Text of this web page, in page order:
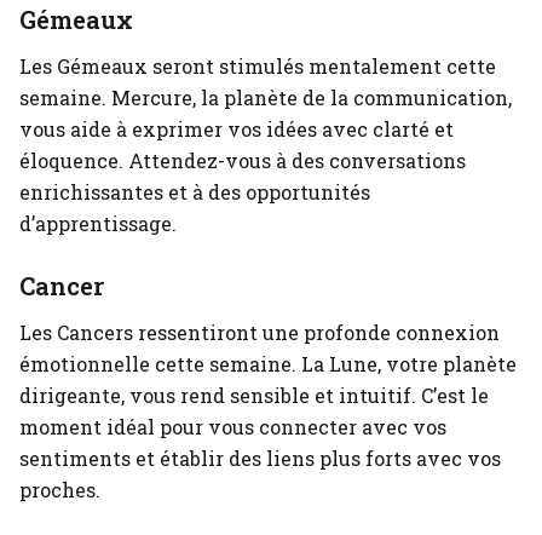
Gémeaux
Les Gémeaux seront stimulés mentalement cette
semaine. Mercure, la planète de la communication,
vous aide à exprimer vos idées avec clarté et
éloquence. Attendez-vous à des conversations
enrichissantes et à des opportunités
d’apprentissage.
Cancer
Les Cancers ressentiront une profonde connexion
émotionnelle cette semaine. La Lune, votre planète
dirigeante, vous rend sensible et intuitif. C’est le
moment idéal pour vous connecter avec vos
sentiments et établir des liens plus forts avec vos
proches.